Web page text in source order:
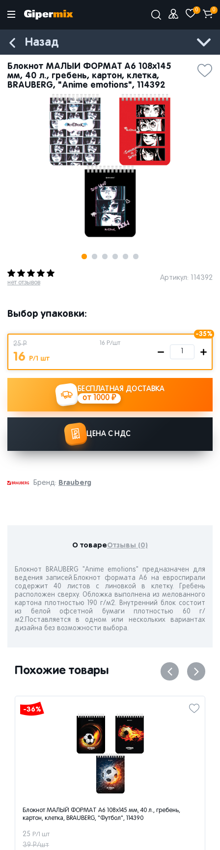
0 0
Назад
Блокнот МАЛЫЙ ФОРМАТ А6 108х145
мм, 40 л., гребень, картон, клетка,
BRAUBERG, "Anime emotions", 114392
нет отзывов
Артикул: 114392
Бренд: Brauberg
Выбор упаковки:
-35%
25 Р
16 Р/1 шт
16 Р/шт
БЕСПЛАТНАЯ ДОСТАВКА
от 1000 ₽
ЦЕНА С НДС
О товареОтзывы (0)
Блокнот BRAUBERG "Anime emotions" предназначен для
ведения записей.Блокнот формата А6 на евроспирали
содержит 40 листов с линовкой в клетку. Гребень
расположен сверху. Обложка выполнена из мелованного
картона плотностью 190 г/м2. Внутренний блок состоит
из белой офсетной бумаги плотностью 60 г/
м2.Поставляется в одном или нескольких вариантах
дизайна без возможности выбора.
Похожие товары
-36%
Блокнот МАЛЫЙ ФОРМАТ А6 108х145 мм, 40 л., гребень,
картон, клетка, BRAUBERG, "Футбол", 114390
25 Р/1 шт
39 Р/шт